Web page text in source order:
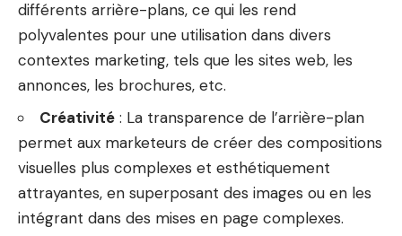
différents arrière-plans, ce qui les rend
polyvalentes pour une utilisation dans divers
contextes marketing, tels que les sites web, les
annonces, les brochures, etc.
Créativité : La transparence de l’arrière-plan
permet aux marketeurs de créer des compositions
visuelles plus complexes et esthétiquement
attrayantes, en superposant des images ou en les
intégrant dans des mises en page complexes.